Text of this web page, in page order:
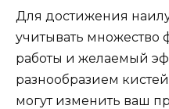
Для достижения
учитывать множество
работы и желаемый
разнообразием
могут изменить ваш